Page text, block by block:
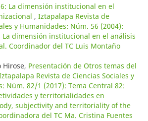
La dimensión institucional en el
, Iztapalapa Revista de
y Humanidades: Núm. 56 (2004):
La dimensión institucional en el análisis
Coordinador del TC Luis Montaño
Hirose, Presentación de Otros temas del
Revista de Ciencias Sociales y
Núm. 82/1 (2017): Tema Central 82:
y territorialidades en
subjectivity and territoriality of the
del TC Ma. Cristina Fuentes